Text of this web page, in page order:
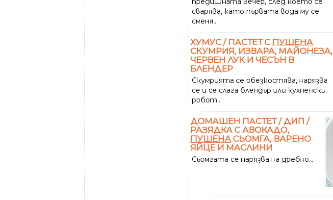
сварява, като първата вода му се
сменя...
ХУМУС / ПАСТЕТ С ПУШЕНА
СКУМРИЯ, ИЗВАРА, МАЙОНЕЗА,
ЧЕРВЕН ЛУК И ЧЕСЪН В
БЛЕНДЕР
Скумрията се обезкостява, нарязва
се и се слага блендър или кухненски
робот...
ДОМАШЕН ПАСТЕТ / ДИП /
РАЗЯДКА С АВОКАДО,
ПУШЕНА СЬОМГА, ВАРЕНО
ЯЙЦЕ И МАСЛИНИ
Сьомгата се нарязва на дребно...